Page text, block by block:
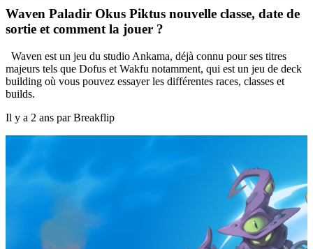
Waven Paladir Okus Piktus nouvelle classe, date de
sortie et comment la jouer ?
Waven est un jeu du studio Ankama, déjà connu pour ses titres
majeurs tels que Dofus et Wakfu notamment, qui est un jeu de deck
building où vous pouvez essayer les différentes races, classes et
builds.
Il y a 2 ans par Breakflip